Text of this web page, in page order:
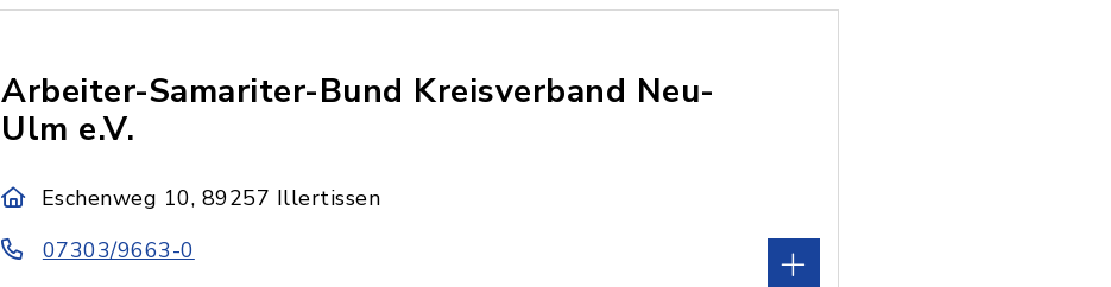
Arbeiter-Samariter-Bund Kreisverband Neu-
Ulm e.V.
Eschenweg 10, 89257 Illertissen
07303/9663-0